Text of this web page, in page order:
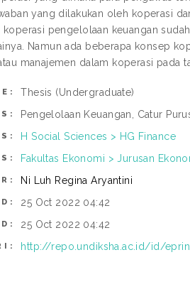
yang dilakukan oleh koperasi
pengelolaan keuangan
Namun ada beberapa konsep
manajemen dalam koperasi pada
Thesis (Undergraduate)
Pengelolaan Keuangan, Catur
H Social Sciences > HG Finance
Fakultas Ekonomi > Jurusan
Ni Luh Regina Aryantini
25 Oct 2022 04:42
25 Oct 2022 04:42
http://repo.undiksha.ac.id/id/